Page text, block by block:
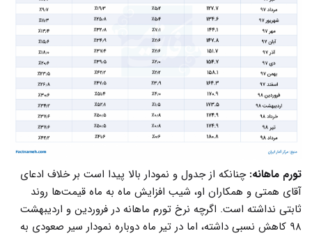
تورم ماهانه:چنانکه از جدول و نمودار بالا پیدا است بر خلاف ادعای
آقای همتی و همکاران او، شیب افزایش ماه به ماه قیمت‌ها روند
ثابتی نداشته است. اگرچه نرخ تورم ماهانه در فروردین و اردیبهشت
۹۸ کاهش نسبی داشته، اما در تیر ماه دوباره نمودار سیر صعودی به